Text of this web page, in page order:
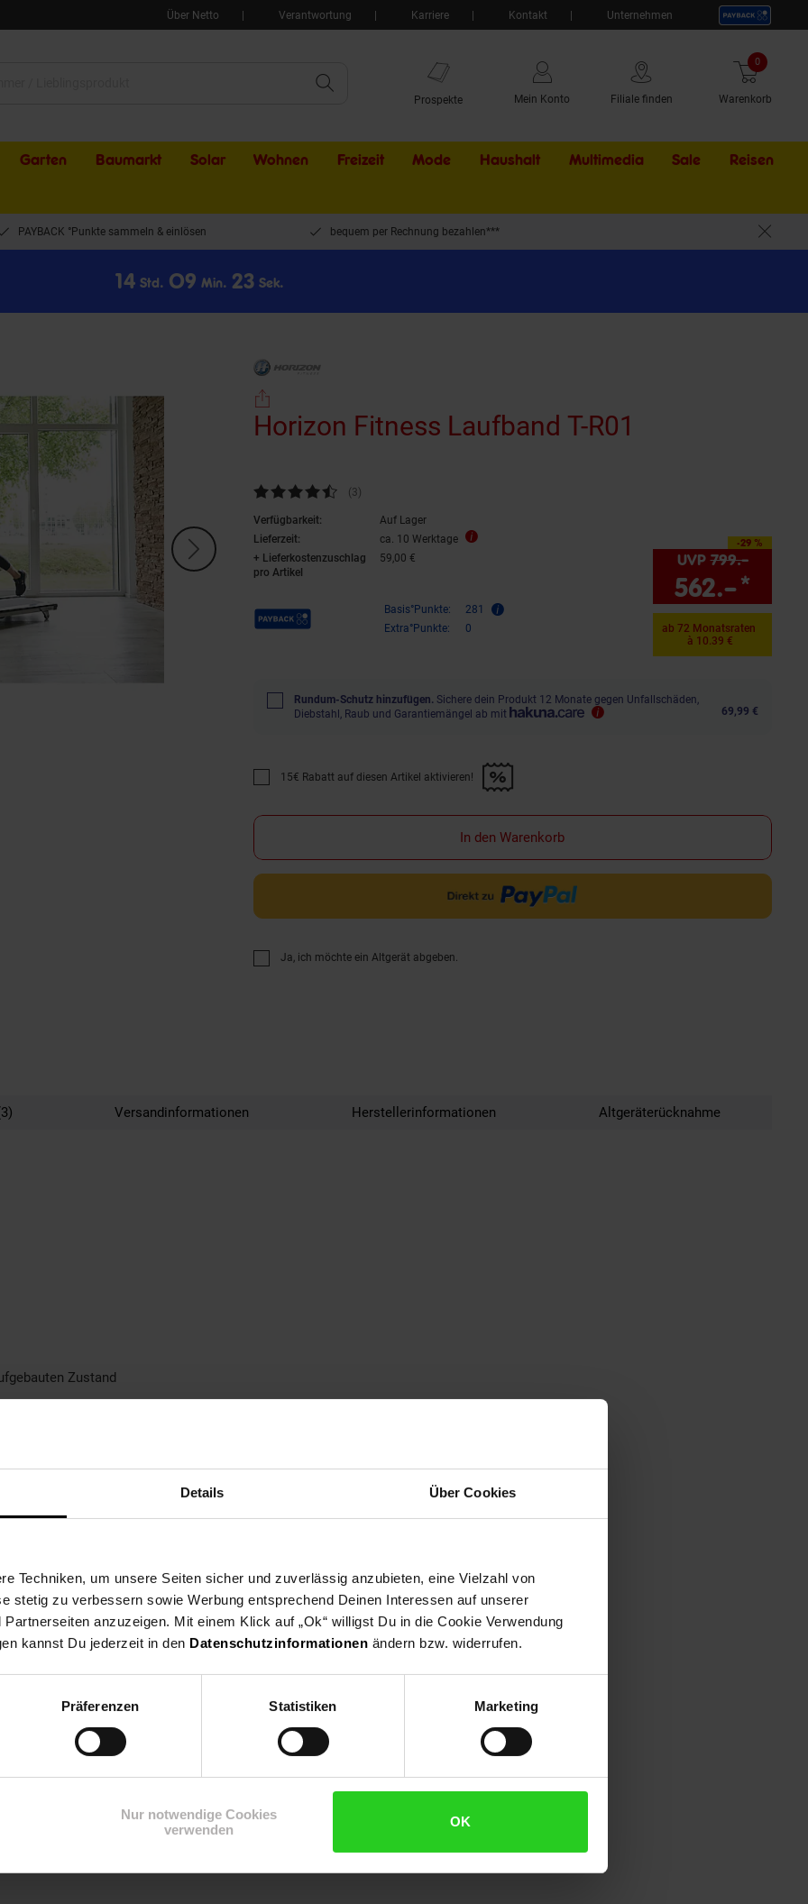
Details Über Cookies
Techniken, um unsere Seiten sicher und zuverlässig anzubieten, eine Vielzahl von
stetig zu verbessern sowie Werbung entsprechend Deinen Interessen auf unserer
anzuzeigen. Mit einem Klick auf „Ok“ willigst Du in die Cookie Verwendung
kannst Du jederzeit in den Datenschutzinformationen ändern bzw. widerrufen.
Präferenzen Statistiken Marketing
Nur notwendige Cookies
verwenden
OK
Über Netto Verantwortung Karriere Kontakt Unternehmen
Prospekte Mein Konto Filiale finden Warenkorb
0 Artikel
Garten Baumarkt Solar Wohnen Freizeit Mode Haushalt Multimedia Sale Externer
Reisen
PAYBACK °Punkte sammeln & einlösen bequem per Rechnung bezahlen***
14 Std. 09 Min. 23 Sek.
Horizon Fitness Laufband T-R01
Kundenbewertung: 4,33 von 5 Sternen
(3Kundenbewertungen
)
Verfügbarkeit:
Auf Lager
Lieferzeit:
ca. 10 Werktage
+ Lieferkostenzuschlag
pro Artikel
59,00 €
Payback Punkte Basis°Punkte:
281
Extra°Punkte:
0
-29 %
Sie Sparen 29 Prozent,
UVP799.–UVP :
562.–*
ab 72 Monatsraten
à 10.39 €
Rundum-Schutz hinzufügen. Sichere dein Produkt 12 Monate gegen Unfallschäden,
Diebstahl, Raub und Garantiemängel ab mit
69,99 €
Promotion "15€ Rabatt auf diesen Artikel aktivieren!" anwenden
15€ Rabatt auf diesen Artikel aktivieren!
In den Warenkorb
Ja, ich möchte ein Altgerät abgeben.
Versandinformationen Herstellerinformationen Altgeräterücknahme
Zustand